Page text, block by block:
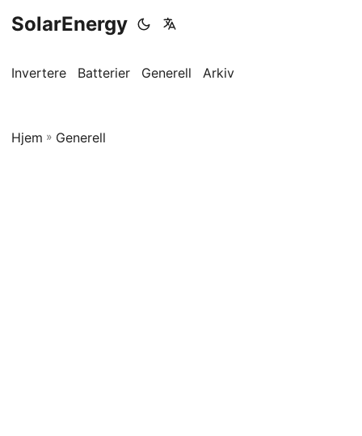
SolarEnergy
Invertere Batterier Generell Arkiv
Hjem » Generell